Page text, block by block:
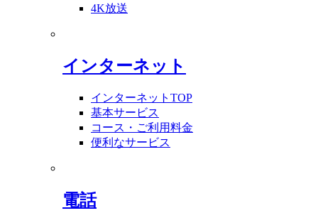
4K放送
インターネット
インターネットTOP
基本サービス
コース・ご利用料金
便利なサービス
電話